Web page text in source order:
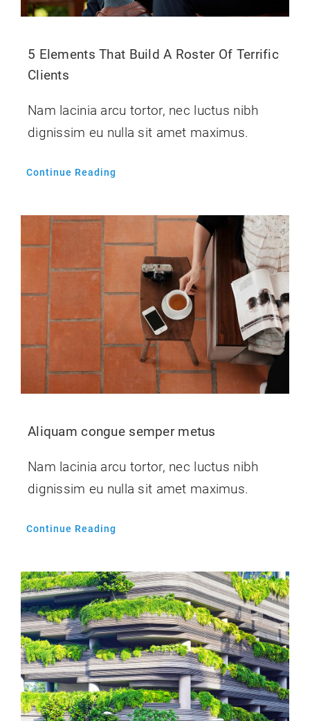
5 Elements That Build A Roster Of Terrific
Clients
Nam lacinia arcu tortor, nec luctus nibh
dignissim eu nulla sit amet maximus.
Continue Reading
Aliquam congue semper metus
Nam lacinia arcu tortor, nec luctus nibh
dignissim eu nulla sit amet maximus.
Continue Reading